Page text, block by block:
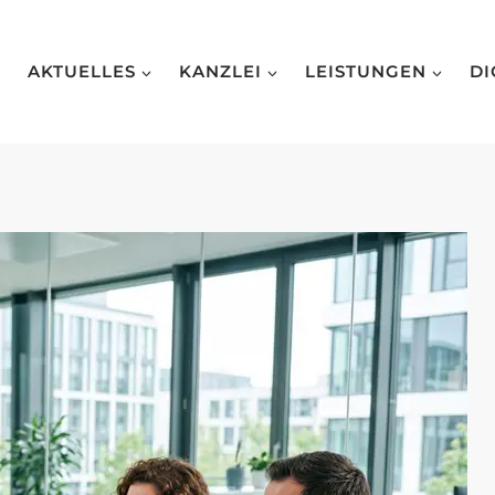
AKTUELLES KANZLEI LEISTUNGEN